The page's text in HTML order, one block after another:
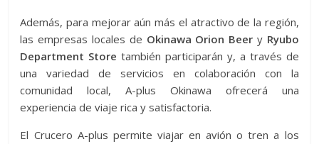
Además, para mejorar aún más el atractivo de la región,
las empresas locales de Okinawa Orion Beer yRyubo
Department Store también participarán y, a través de
una variedad de servicios en colaboración con la
comunidad local, A-plus Okinawa ofrecerá una
experiencia de viaje rica y satisfactoria.
El Crucero A-plus permite viajar en avión o tren a los